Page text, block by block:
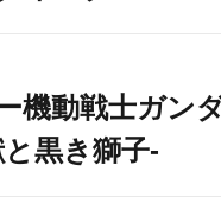
機動戦士ガン
黒き獅子-